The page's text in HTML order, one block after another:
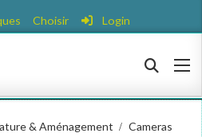
Choisir Login
& Aménagement
Cameras